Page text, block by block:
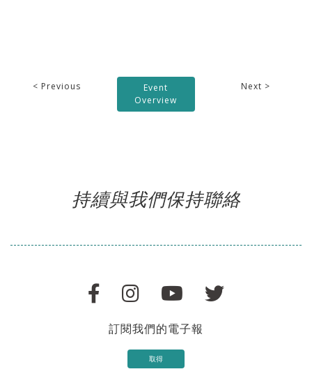
< Previous
Event
Overview
Next >
持續與我們保持聯絡
訂閱我們的電子報
取得